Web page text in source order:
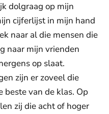
dolgraag op mijn
cijferlijst in mijn hand
naar al die mensen die
naar mijn vrienden
op slaat.
zijn er zoveel die
van de klas. Op
zij die acht of hoger